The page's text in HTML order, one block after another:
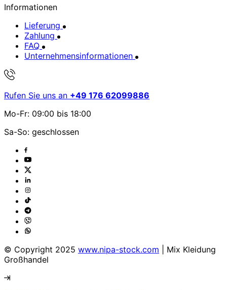
Informationen
Lieferung
Zahlung
FAQ
Unternehmensinformationen
Rufen Sie uns an +49 176 62099886
Mo-Fr: 09:00 bis 18:00
Sa-So: geschlossen
© Copyright 2025 www.nipa-stock.com | Mix Kleidung
Großhandel